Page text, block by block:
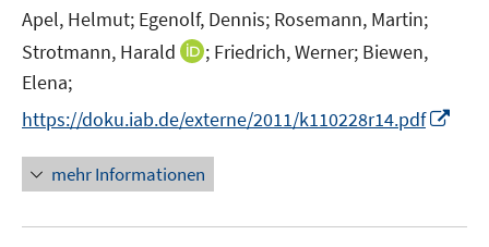
n
e
n
f
n
e
ö
f
f
e
n
Apel, Helmut; Egenolf, Dennis; Rosemann, Martin;
Strotmann, Harald
I
e
u
F
; Friedrich, Werner; Biewen,
Elena;
https://doku.iab.de/externe/2011/k110228r14.pdf
u
mehr Informationen